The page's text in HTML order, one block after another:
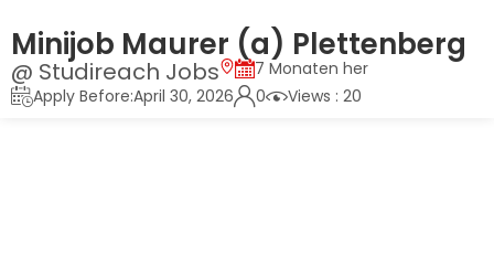
Minijob Maurer (a) Plettenberg
@ Studireach Jobs
7 Monaten her
Apply Before:April 30, 2026
0 Views : 20